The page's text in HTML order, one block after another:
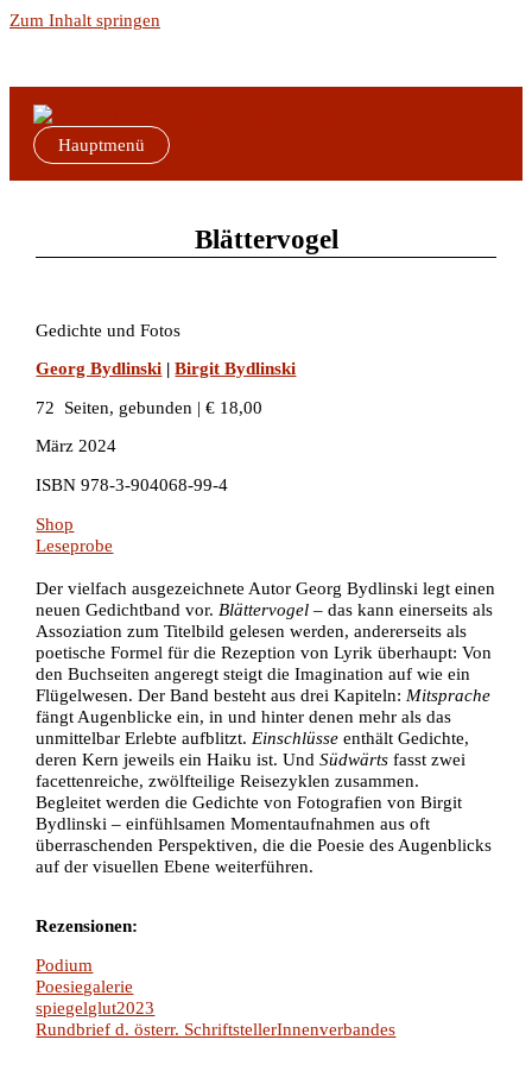
Zum Inhalt springen
Hauptmenü
Blättervogel
Gedichte und Fotos
Georg Bydlinski |Birgit Bydlinski
72 Seiten, gebunden | € 18,00
März 2024
ISBN 978-3-904068-99-4
Shop
Leseprobe
Der vielfach ausgezeichnete Autor Georg Bydlinski legt einen
neuen Gedichtband vor. Blättervogel – das kann einerseits als
Assoziation zum Titelbild gelesen werden, andererseits als
poetische Formel für die Rezeption von Lyrik überhaupt: Von
den Buchseiten angeregt steigt die Imagination auf wie ein
Flügelwesen. Der Band besteht aus drei Kapiteln: Mitsprache
fängt Augenblicke ein, in und hinter denen mehr als das
unmittelbar Erlebte aufblitzt. Einschlüsse enthält Gedichte,
deren Kern jeweils ein Haiku ist. UndSüdwärts fasst zwei
facettenreiche, zwölfteilige Reisezyklen zusammen.
Begleitet werden die Gedichte von Fotografien von Birgit
Bydlinski – einfühlsamen Momentaufnahmen aus oft
überraschenden Perspektiven, die die Poesie des Augenblicks
auf der visuellen Ebene weiterführen.
Rezensionen:
Podium
Poesiegalerie
spiegelglut2023
Rundbrief d. österr. SchriftstellerInnenverbandes